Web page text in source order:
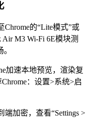
的“Lite模式”或
M3 Wi-Fi 6E模块测
加速本地预览，渲染复
：设置>系统>启
加密，查看“Settings >